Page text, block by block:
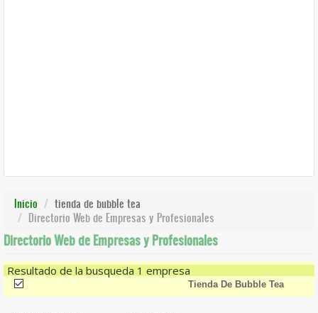
Inicio
tienda de bubble tea
Directorio Web de Empresas y Profesionales
Directorio Web de Empresas y Profesionales
Resultado de la busqueda 1 empresa
(-) Tienda De Bubble Tea